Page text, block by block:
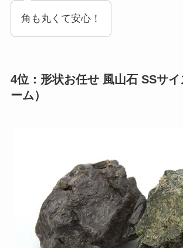
角も丸くて安心！
4位：形状お任せ 風山石 SSサ
ーム）